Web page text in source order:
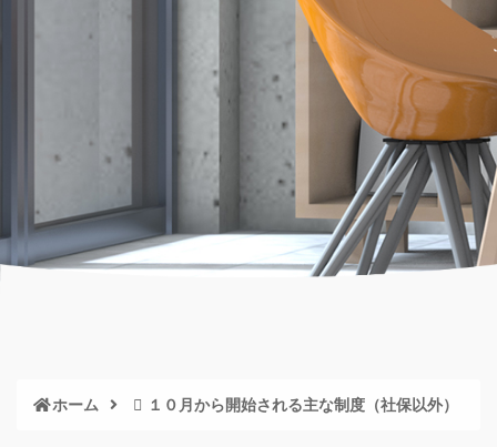
ホーム １０月から開始される主な制度（社保以外）